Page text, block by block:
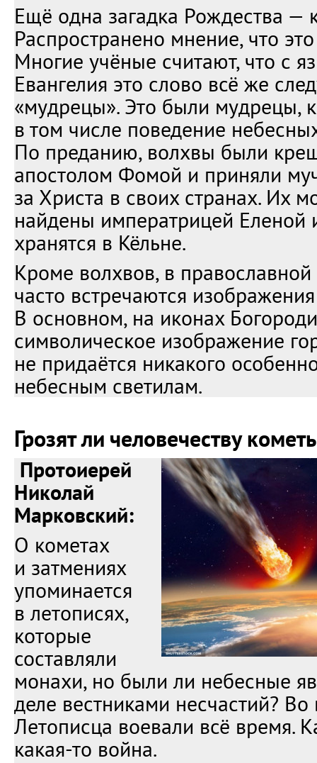
Ещё одна загадка Рождества —
Распространено мнение, что
Многие учёные считают, что с
Евангелия это слово всё же
«мудрецы». Это были мудрецы,
в том числе поведение
По преданию, волхвы были
апостолом Фомой и приняли
за Христа в своих странах. Их
найдены императрицей Еленой
хранятся в Кёльне.
Кроме волхвов, в
часто встречаются
В основном, на иконах
символическое изображение
не придаётся никакого
небесным светилам.
Грозят ли человечеству
Протоиерей
Николай
Марковский:
О кометах
и затмениях
упоминается
в летописях,
которые
составляли
монахи, но были ли небесные
деле вестниками несчастий?
Летописца воевали всё время.
какая-то война.